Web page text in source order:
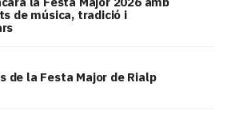
de música, tradició i
de la Festa Major de Rialp